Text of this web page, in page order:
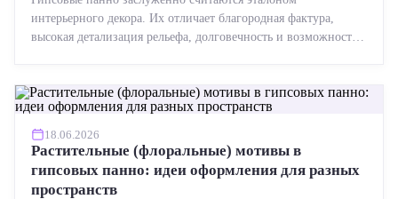
интерьерного декора. Их отличает благородная фактура,
высокая детализация рельефа, долговечность и возможность
18.06.2026
Растительные (флоральные) мотивы в
гипсовых панно: идеи оформления для разных
пространств